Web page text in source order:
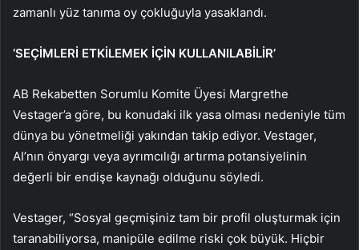
zamanlı yüz tanıma oy çokluğuyla yasaklandı.
‘SEÇİMLERİ ETKİLEMEK İÇİN KULLANILABİLİR’
AB Rekabetten Sorumlu Komite Üyesi Margrethe
Vestager’a göre, bu konudaki ilk yasa olması nedeniyle tüm
dünya bu yönetmeliği yakından takip ediyor. Vestager,
AI’nın önyargı veya ayrımcılığı artırma potansiyelinin
değerli bir endişe kaynağı olduğunu söyledi.
Vestager, “Sosyal geçmişiniz tam bir profil oluşturmak için
taranabiliyorsa, manipüle edilme riski çok büyük. Hiçbir